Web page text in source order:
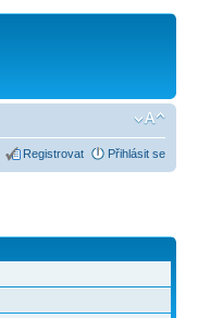
Registrovat Přihlásit se